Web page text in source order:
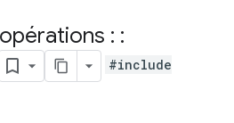
: :
#include